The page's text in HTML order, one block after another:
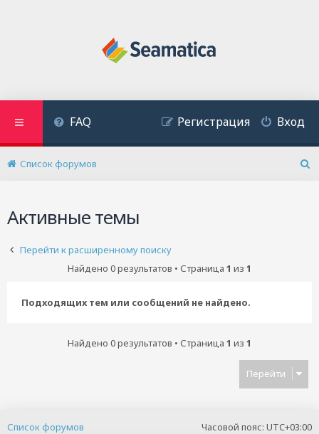
FAQ Вход
Регистрация
Список форумов
Активные темы
Перейти к расширенному поиску
Найдено 0 результатов • Страница 1 из 1
Подходящих тем или сообщений не найдено.
Найдено 0 результатов • Страница 1 из 1
Перейти
Часовой пояс: UTC+03:00
Список форумов